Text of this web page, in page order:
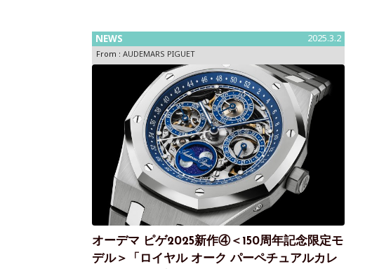
の自動巻きパーペチュアルカレンダームーブメント、キ
ャ
NEWS 2025.3.2
From : AUDEMARS PIGUET
オーデマ ピゲ2025新作④＜150周年記念限定モ
デル＞「ロイヤル オーク パーペチュアルカレ